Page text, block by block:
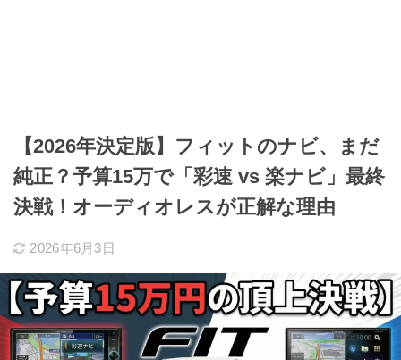
【2026年決定版】フィットのナビ、まだ
純正？予算15万で「彩速 vs 楽ナビ」最終
決戦！オーディオレスが正解な理由
2026年6月3日